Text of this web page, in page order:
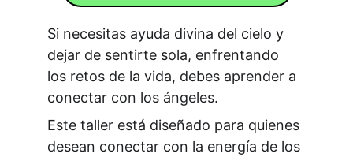
Si necesitas ayuda divina del cielo y
dejar de sentirte sola, enfrentando
los retos de la vida, debes aprender a
conectar con los ángeles.
Este taller está diseñado para quienes
desean conectar con la energía de los